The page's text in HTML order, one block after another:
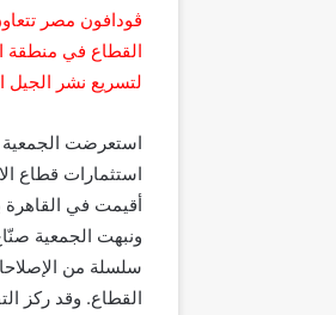
القطاع في منطقة
لتسريع نشر
استثمارات قطاع
أقيمت في القاهرة
ونبهت الجمعية
سلسلة من
القطاع. وقد ركز